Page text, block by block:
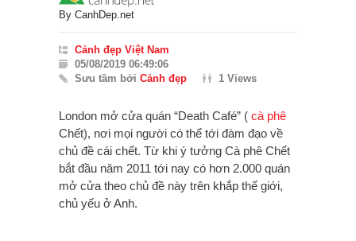
By CanhDep.net
Cảnh đẹp Việt Nam
05/08/2019 06:49:06
Sưu tầm bởi Cảnh đẹp 1 Views
London mở cửa quán “Death Café” ( cà phê
Chết), nơi mọi người có thể tới đàm đạo về
chủ đề cái chết. Từ khi ý tưởng Cà phê Chết
bắt đầu năm 2011 tới nay có hơn 2.000 quán
mở cửa theo chủ đề này trên khắp thế giới,
chủ yếu ở Anh.